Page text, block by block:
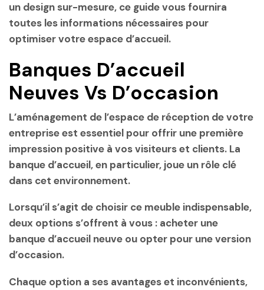
un design sur-mesure, ce guide vous fournira
toutes les informations nécessaires pour
optimiser votre espace d’accueil.
Banques D’accueil
Neuves Vs D’occasion
L’aménagement de l’espace de réception de votre
entreprise est essentiel pour offrir une première
impression positive à vos visiteurs et clients. La
banque d’accueil, en particulier, joue un rôle clé
dans cet environnement.
Lorsqu’il s’agit de choisir ce meuble indispensable,
deux options s’offrent à vous : acheter une
banque d’accueil neuve ou opter pour une version
d’occasion.
Chaque option a ses avantages et inconvénients,